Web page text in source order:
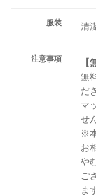
服装 清
注意事項
無
だ
マ
せ
※
お
や
ご
ま